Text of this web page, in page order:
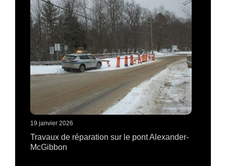
19 janvier 2026
Travaux de réparation sur le pont Alexander-
McGibbon